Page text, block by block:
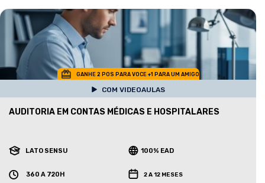
GANHE 2 POS PARA VOCE +1 PARA UM AMIGO
COM VIDEOAULAS
AUDITORIA EM CONTAS MÉDICAS E HOSPITALARES
LATO SENSU 100% EAD
360 A 720H 2 A 12 MESES